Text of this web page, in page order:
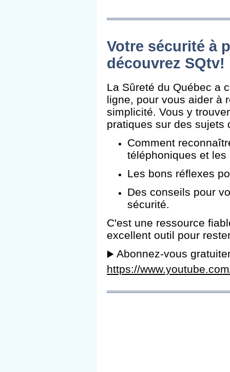
Votre sécurité à
découvrez SQtv!
La Sûreté du Québec a
ligne, pour vous aider à
simplicité. Vous y
pratiques sur des sujets
Comment
téléphoniques et
Les bons réflexes
Des conseils pour
sécurité.
C'est une ressource
excellent outil pour
▶️ Abonnez-vous
https://